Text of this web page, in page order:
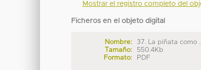
Mostrar el registro completo del
Ficheros en el objeto digital
Nombre:
37. La piñata como
Tamaño:
550.4Kb
Formato:
PDF